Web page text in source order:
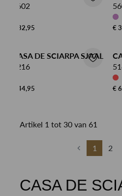
5602
€ 32,95 €
CASA DE SCIARPA SJAAL
5216
€ 44,95 €
Artikel 1 tot 30 van 61
1 2
CASA DE